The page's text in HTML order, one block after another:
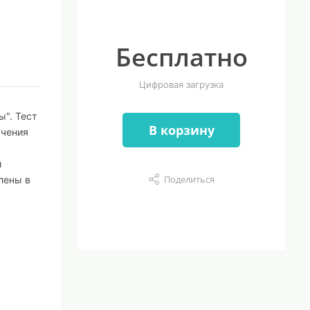
Тест
в
Бесплатно
Цифровая загрузка
В корзину
Поделиться